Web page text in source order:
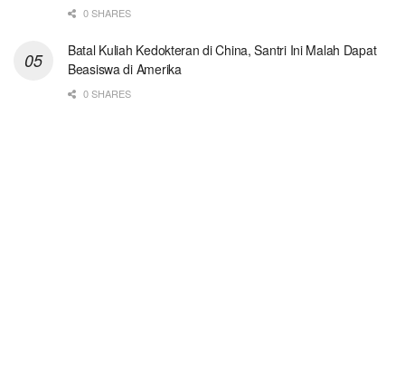
0 SHARES
Batal Kuliah Kedokteran di China, Santri Ini Malah Dapat
Beasiswa di Amerika
0 SHARES